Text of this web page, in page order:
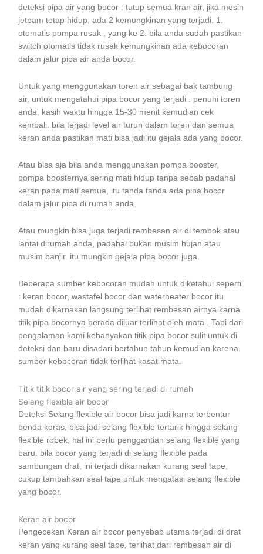
deteksi pipa air yang bocor : tutup semua kran air, jika mesin
jetpam tetap hidup, ada 2 kemungkinan yang terjadi. 1.
otomatis pompa rusak , yang ke 2. bila anda sudah pastikan
switch otomatis tidak rusak kemungkinan ada kebocoran
dalam jalur pipa air anda bocor.
Untuk yang menggunakan toren air sebagai bak tambung
air, untuk mengatahui pipa bocor yang terjadi : penuhi toren
anda, kasih waktu hingga 15-30 menit kemudian cek
kembali. bila terjadi level air turun dalam toren dan semua
keran anda pastikan mati bisa jadi itu gejala ada yang bocor.
Atau bisa aja bila anda menggunakan pompa booster,
pompa boosternya sering mati hidup tanpa sebab padahal
keran pada mati semua, itu tanda tanda ada pipa bocor
dalam jalur pipa di rumah anda.
Atau mungkin bisa juga terjadi rembesan air di tembok atau
lantai dirumah anda, padahal bukan musim hujan atau
musim banjir. itu mungkin gejala pipa bocor juga.
Beberapa sumber kebocoran mudah untuk diketahui seperti
: keran bocor, wastafel bocor dan waterheater bocor itu
mudah dikarnakan langsung terlihat rembesan airnya karna
titik pipa bocornya berada diluar terlihat oleh mata . Tapi dari
pengalaman kami kebanyakan titik pipa bocor sulit untuk di
deteksi dan baru disadari bertahun tahun kemudian karena
sumber kebocoran tidak terlihat kasat mata.
Titik titik bocor air yang sering terjadi di rumah
Selang flexible air bocor
Deteksi Selang flexible air bocor bisa jadi karna terbentur
benda keras, bisa jadi selang flexible tertarik hingga selang
flexible robek, hal ini perlu penggantian selang flexible yang
baru. bila bocor yang terjadi di selang flexible pada
sambungan drat, ini terjadi dikarnakan kurang seal tape,
cukup tambahkan seal tape untuk mengatasi selang flexible
yang bocor.
Keran air bocor
Pengecekan Keran air bocor penyebab utama terjadi di drat
keran yang kurang seal tape, terlihat dari rembesan air di